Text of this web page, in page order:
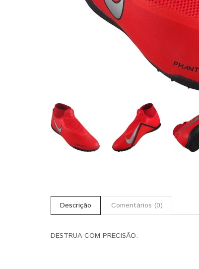
Descrição Comentários (0)
DESTRUA COM PRECISÃO.